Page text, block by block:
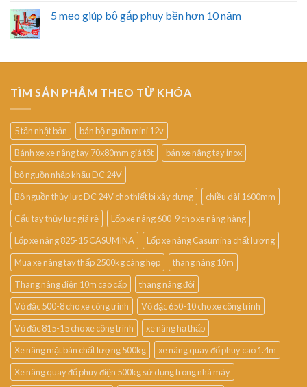
5 mẹo giúp bộ gắp phuy bền hơn 10 năm
TÌM SẢN PHẨM THEO TỪ KHÓA
5 tấn nhật bản
bán bộ nguồn mini 12v
Bánh xe xe nâng tay 70x80mm giá tốt
bán xe nâng tay inox
bộ nguồn nhập khẩu DC 24V
Bộ nguồn thủy lực DC 24V cho thiết bị xây dựng
chiều dài 1600mm
Cẩu tay thủy lực giá rẻ
Lốp xe nâng 600-9 cho xe nâng hàng
Lốp xe nâng 825-15 CASUMINA
Lốp xe nâng Casumina chất lượng
Mua xe nâng tay thấp 2500kg càng hẹp
thang nâng 10m
Thang nâng điện 10m cao cấp
thang nâng đôi
Vỏ đặc 500-8 cho xe công trình
Vỏ đặc 650-10 cho xe công trình
Vỏ đặc 815-15 cho xe công trình
xe nâng hạ thấp
Xe nâng mặt bàn chất lượng 500kg
xe nâng quay đổ phuy cao 1.4m
Xe nâng quay đổ phuy điện 500kg sử dụng trong nhà máy